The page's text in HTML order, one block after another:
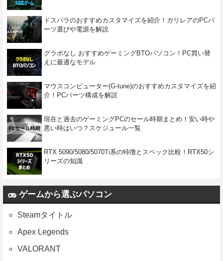
ドスパラのおすすめカスタマイズを紹介！ガリレアのPCパ
ーツ選びや電源を解説
グラボなし おすすめゲーミングBTOパソコン！PC買い替
えに最適なモデル
マウスコンピューター(G-tune)のおすすめカスタマイズを紹
介！PCパーツ構成を解説
現在と過去のゲーミングPCのセール時期まとめ！安い時や
悪い時はいつ？スケジュール一覧
RTX 5090/5080/5070Ti系の特徴とスペック比較！RTX50シ
リーズの知識
ゲームから選ぶパソコン
Steamタイトル
Apex Legends
VALORANT